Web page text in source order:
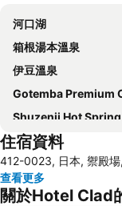
河口湖
箱根湯本溫泉
伊豆溫泉
Gotemba Premium
Shuzenji Hot Spring
Shuzenji
Kawaguchi Lake
湯河原溫泉
住宿資料
412-0023, 日本, 禦殿
查看更多
關於Hotel Clad